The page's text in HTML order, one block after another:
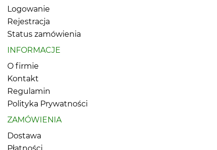
Logowanie
Rejestracja
Status zamówienia
INFORMACJE
O firmie
Kontakt
Regulamin
Polityka Prywatności
ZAMÓWIENIA
Dostawa